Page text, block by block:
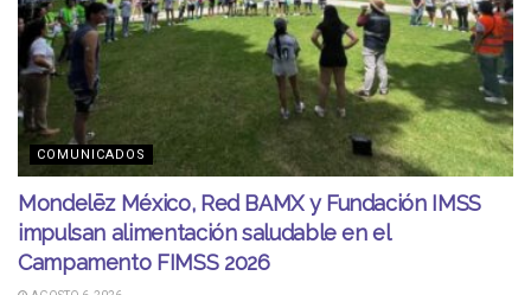
COMUNICADOS
Mondelēz México, Red BAMX y Fundación IMSS
impulsan alimentación saludable en el
Campamento FIMSS 2026